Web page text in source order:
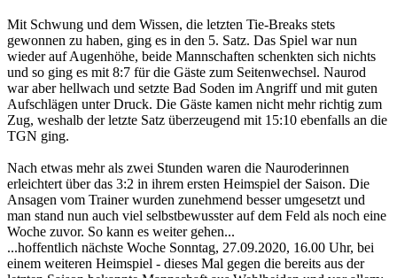
Mit Schwung und dem Wissen, die letzten Tie-Breaks stets
gewonnen zu haben, ging es in den 5. Satz. Das Spiel war nun
wieder auf Augenhöhe, beide Mannschaften schenkten sich nichts
und so ging es mit 8:7 für die Gäste zum Seitenwechsel. Naurod
war aber hellwach und setzte Bad Soden im Angriff und mit guten
Aufschlägen unter Druck. Die Gäste kamen nicht mehr richtig zum
Zug, weshalb der letzte Satz überzeugend mit 15:10 ebenfalls an die
TGN ging.
Nach etwas mehr als zwei Stunden waren die Nauroderinnen
erleichtert über das 3:2 in ihrem ersten Heimspiel der Saison. Die
Ansagen vom Trainer wurden zunehmend besser umgesetzt und
man stand nun auch viel selbstbewusster auf dem Feld als noch eine
Woche zuvor. So kann es weiter gehen...
...hoffentlich nächste Woche Sonntag, 27.09.2020, 16.00 Uhr, bei
einem weiteren Heimspiel - dieses Mal gegen die bereits aus der